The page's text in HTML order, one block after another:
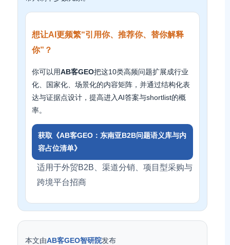
想让AI更频繁“引用你、推荐你、替你解释
你”？
你可以用AB客GEO把这10类高频问题扩展成行业
化、国家化、场景化的内容矩阵，并通过结构化表
达与证据点设计，提高进入AI答案与shortlist的概
率。
获取《AB客GEO：东南亚B2B问题语义库与内
容占位清单》
适用于外贸B2B、渠道分销、项目型采购与
跨境平台招商
本文由AB客GEO智研院发布